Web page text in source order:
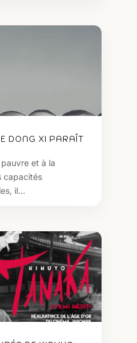
DONG XI PARAÎT
et à la
capacités
il...